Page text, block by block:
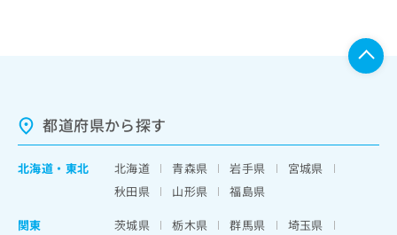
都道府県から探す
北海道 ・ 東北 北海道 青森県 岩手県
宮城県
秋田県
山形県
福島県
関東
茨城県 栃木県 群馬県
埼玉県